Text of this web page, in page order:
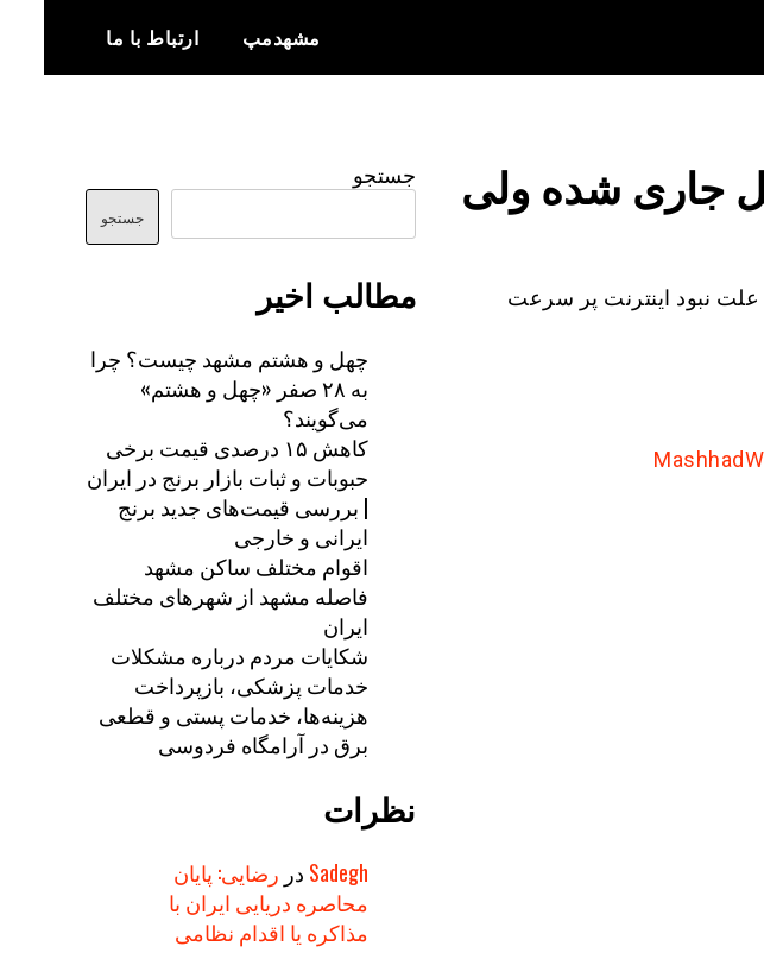
مشهدمپ ارتباط با ما
جاری شده ولی
نبود اینترنت پر سرعت
جستجو
جستجو
مطالب اخیر
چهل و هشتم مشهد چیست؟ چرا
به ۲۸ صفر «چهل و هشتم»
می‌گویند؟
کاهش ۱۵ درصدی قیمت برخی
حبوبات و ثبات بازار برنج در ایران
| بررسی قیمت‌های جدید برنج
ایرانی و خارجی
اقوام مختلف ساکن مشهد
فاصله مشهد از شهرهای مختلف
ایران
شکایات مردم درباره مشکلات
خدمات پزشکی، بازپرداخت
هزینه‌ها، خدمات پستی و قطعی
برق در آرامگاه فردوسی
نظرات
Sadegh در رضایی: پایان
محاصره دریایی ایران با
مذاکره یا اقدام نظامی